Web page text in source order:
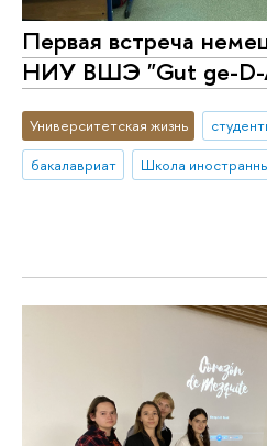
Первая встреча
НИУ ВШЭ "Gut ge-D-
Университетская жизнь
бакалавриат
Школа